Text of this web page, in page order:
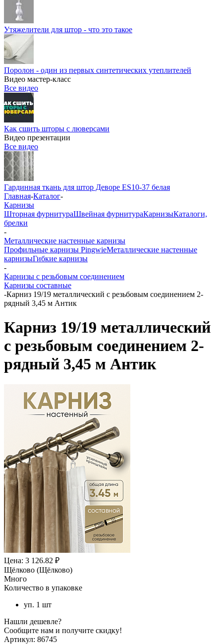
Утяжелители для штор - что это такое
Поролон - один из первых синтетических утеплителей
Видео мастер-класс
Все видео
Как сшить шторы с люверсами
Видео презентации
Все видео
Гардинная ткань для штор Деворе ES10-37 белая
Главная-Каталог-
Карнизы
Шторная фурнитураШвейная фурнитураКарнизыКаталоги,
брелки
-
Металлические настенные карнизы
Профильные карнизы PingwieМеталлические настенные
карнизыГибкие карнизы
-
Карнизы с резьбовым соединением
Карнизы составные
-Карниз 19/19 металлический с резьбовым соединением 2-
рядный 3,45 м Антик
Карниз 19/19 металлический
с резьбовым соединением 2-
рядный 3,45 м Антик
Цена: 3 126.82 ₽
Щёлково (Щёлково)
Много
Количество в упаковке
уп. 1 шт
Нашли дешевле?
Сообщите нам и получите скидку!
Артикул: 86745